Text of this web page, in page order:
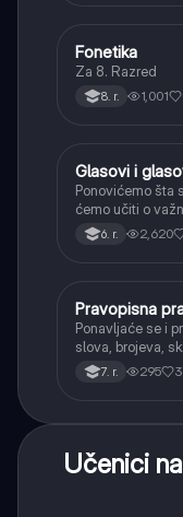
Srpski jezik
Fonetika
Za 8. Razred
8. r. 1,001
Srpski jezik
Glasovi i
Ponovićemo šta
ćemo učiti o
kada se glasovi
(npr.
6. r. 2,620
Srpski jezik
Pravopisna
Ponavljaće se i
slova, brojeva,
interpunkcije,
složenoj rečenici.
7. r. 295 3
Učenici